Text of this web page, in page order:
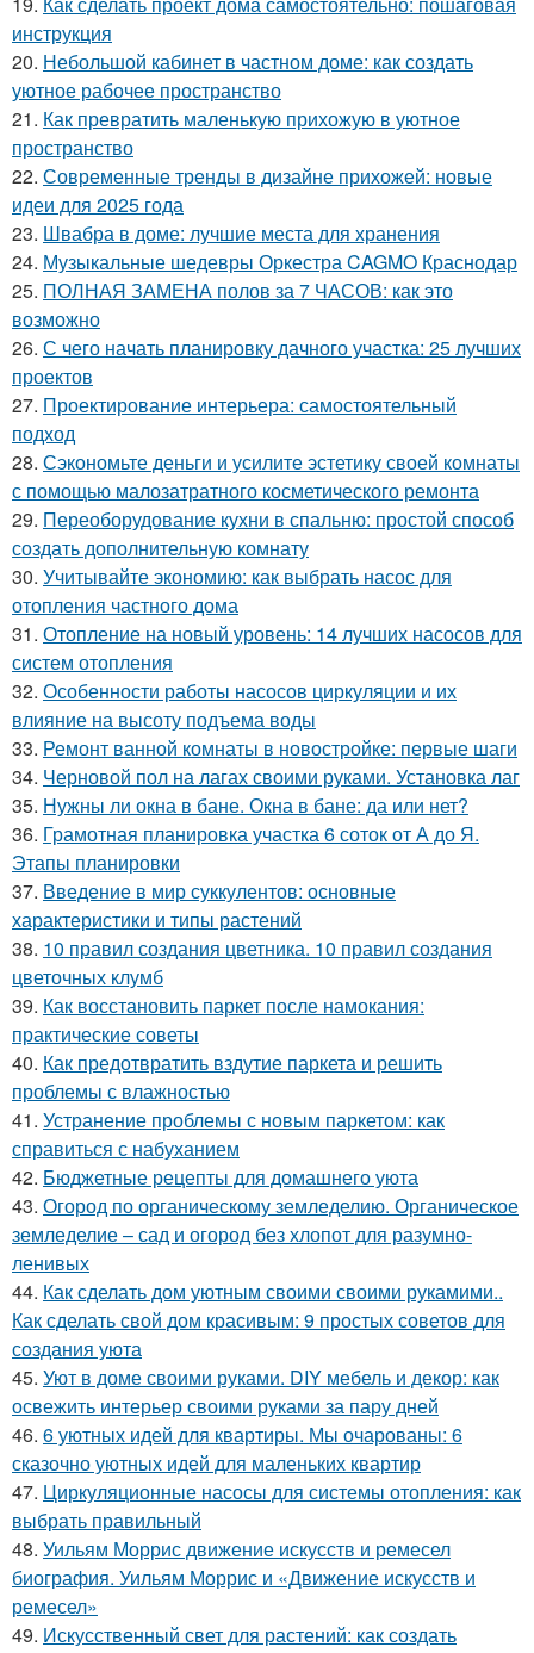
инструкция
20. Небольшой кабинет в частном доме: как создать
уютное рабочее пространство
21. Как превратить маленькую прихожую в уютное
пространство
22. Современные тренды в дизайне прихожей: новые
идеи для 2025 года
23. Швабра в доме: лучшие места для хранения
24. Музыкальные шедевры Оркестра CAGMO Краснодар
25. ПОЛНАЯ ЗАМЕНА полов за 7 ЧАСОВ: как это
возможно
26. С чего начать планировку дачного участка: 25 лучших
проектов
27. Проектирование интерьера: самостоятельный
подход
28. Сэкономьте деньги и усилите эстетику своей комнаты
с помощью малозатратного косметического ремонта
29. Переоборудование кухни в спальню: простой способ
создать дополнительную комнату
30. Учитывайте экономию: как выбрать насос для
отопления частного дома
31. Отопление на новый уровень: 14 лучших насосов для
систем отопления
32. Особенности работы насосов циркуляции и их
влияние на высоту подъема воды
33. Ремонт ванной комнаты в новостройке: первые шаги
34. Черновой пол на лагах своими руками. Установка лаг
35. Нужны ли окна в бане. Окна в бане: да или нет?
36. Грамотная планировка участка 6 соток от А до Я.
Этапы планировки
37. Введение в мир суккулентов: основные
характеристики и типы растений
38. 10 правил создания цветника. 10 правил создания
цветочных клумб
39. Как восстановить паркет после намокания:
практические советы
40. Как предотвратить вздутие паркета и решить
проблемы с влажностью
41. Устранение проблемы с новым паркетом: как
справиться с набуханием
42. Бюджетные рецепты для домашнего уюта
43. Огород по органическому земледелию. Органическое
земледелие – сад и огород без хлопот для разумно-
ленивых
44. Как сделать дом уютным своими своими рукамими..
Как сделать свой дом красивым: 9 простых советов для
создания уюта
45. Уют в доме своими руками. DIY мебель и декор: как
освежить интерьер своими руками за пару дней
46. 6 уютных идей для квартиры. Мы очарованы: 6
сказочно уютных идей для маленьких квартир
47. Циркуляционные насосы для системы отопления: как
выбрать правильный
48. Уильям Моррис движение искусств и ремесел
биография. Уильям Моррис и «Движение искусств и
ремесел»
49. Искусственный свет для растений: как создать